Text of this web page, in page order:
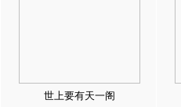
世上要有天一阁